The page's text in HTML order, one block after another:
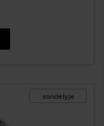
sandėlyje